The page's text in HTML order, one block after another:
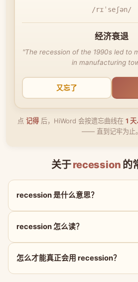
/rɪˈseʃən/
经济衰退
"The recession of the 1990s led to
in manufacturing
又忘了
点 记得后，HiWord 会按遗忘曲线在 1
—— 直到记牢为止。
关于recession 的
recession 是什么意思？
recession 怎么读？
怎么才能真正会用 recession？